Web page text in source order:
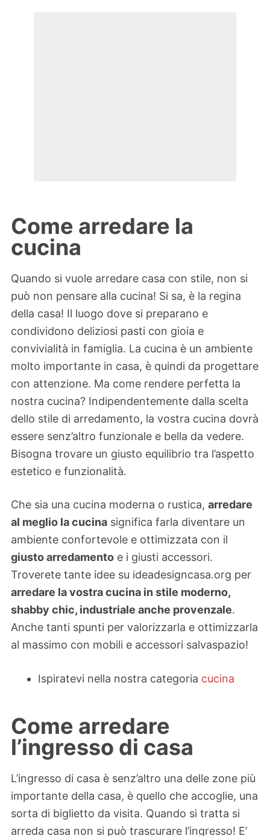
Come arredare la
cucina
Quando si vuole arredare casa con stile, non si
può non pensare alla cucina! Si sa, è la regina
della casa! Il luogo dove si preparano e
condividono deliziosi pasti con gioia e
convivialità in famiglia. La cucina è un ambiente
molto importante in casa, è quindi da progettare
con attenzione. Ma come rendere perfetta la
nostra cucina? Indipendentemente dalla scelta
dello stile di arredamento, la vostra cucina dovrà
essere senz’altro funzionale e bella da vedere.
Bisogna trovare un giusto equilibrio tra l’aspetto
estetico e funzionalità.
Che sia una cucina moderna o rustica, arredare
al meglio la cucina significa farla diventare un
ambiente confortevole e ottimizzata con il
giusto arredamento e i giusti accessori.
Troverete tante idee su ideadesigncasa.org per
arredare la vostra cucina in stile moderno,
shabby chic, industriale anche provenzale.
Anche tanti spunti per valorizzarla e ottimizzarla
al massimo con mobili e accessori salvaspazio!
Ispiratevi nella nostra categoria cucina
Come arredare
l’ingresso di casa
L’ingresso di casa è senz’altro una delle zone più
importante della casa, è quello che accoglie, una
sorta di biglietto da visita. Quando si tratta si
arreda casa non si può trascurare l’ingresso! E’